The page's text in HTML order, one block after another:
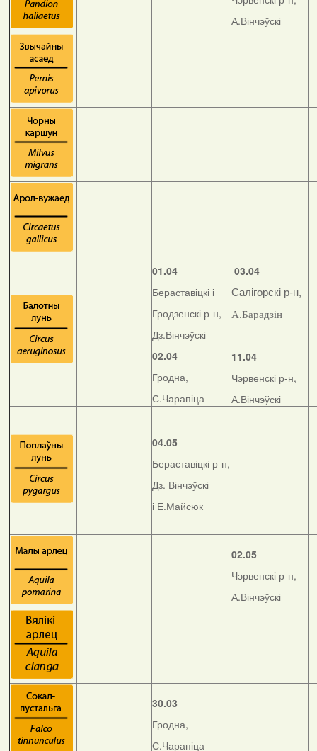
А.Вінчэўскі
01.04
Бераставіцкі і
Гродзенскі р-н,
Дз.Вінчэўскі
02.04
Гродна,
С.Чарапіца
03.04
Салігорскі р-н,
А.Барадзін
11.04
Чэрвенскі р-н,
А.Вінчэўскі
04.05
Бераставіцкі р-н,
Дз. Вінчэўскі
і Е.Майсюк
02.05
Чэрвенскі р-н,
А.Вінчэўскі
30.03
Гродна,
С.Чарапіца